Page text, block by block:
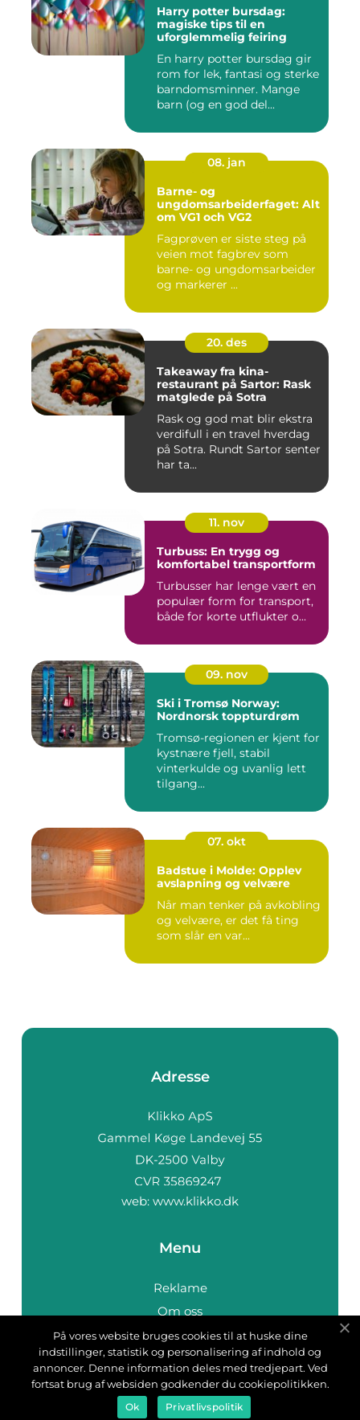
Harry potter bursdag:
magiske tips til en
uforglemmelig feiring
En harry potter bursdag gir
rom for lek, fantasi og sterke
barndomsminner. Mange
barn (og en god del...
08. jan
Barne- og
ungdomsarbeiderfaget: Alt
om VG1 och VG2
Fagprøven er siste steg på
veien mot fagbrev som
barne- og ungdomsarbeider
og markerer ...
20. des
Takeaway fra kina-
restaurant på Sartor: Rask
matglede på Sotra
Rask og god mat blir ekstra
verdifull i en travel hverdag
på Sotra. Rundt Sartor senter
har ta...
11. nov
Turbuss: En trygg og
komfortabel transportform
Turbusser har lenge vært en
populær form for transport,
både for korte utflukter o...
09. nov
Ski i Tromsø Norway:
Nordnorsk toppturdrøm
Tromsø-regionen er kjent for
kystnære fjell, stabil
vinterkulde og uvanlig lett
tilgang...
07. okt
Badstue i Molde: Opplev
avslapning og velvære
Når man tenker på avkobling
og velvære, er det få ting
som slår en var...
Adresse
web: www.klikko.dk
Menu
Reklame
Om oss
Cookies
Kontakt Oss
Sitemap
På vores website bruges cookies til at huske dine
indstillinger, statistik og personalisering af indhold og
annoncer. Denne information deles med tredjepart. Ved
fortsat brug af websiden godkender du cookiepolitikken.
Ok Privatlivspolitik